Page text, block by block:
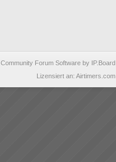
Community Forum Software by IP.Board
Lizensiert an: Airtimers.com